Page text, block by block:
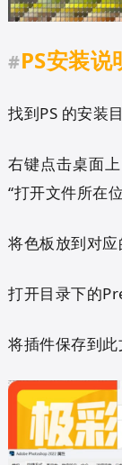
#PS安装说
找到PS 的安装
右键点击桌面
“打开文件所在
将色板放到对应
打开目录下的
将插件保存到此